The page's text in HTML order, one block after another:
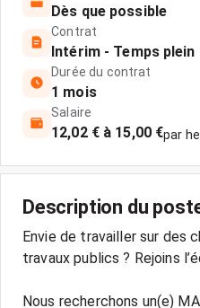
Dès que possible
Contrat
Intérim - Temps plein
Durée du contrat
1 mois
Salaire
12,02 € à 15,00 €par
Description du
Envie de travailler sur des
travaux publics ? Rejoins
Nous recherchons un(e)